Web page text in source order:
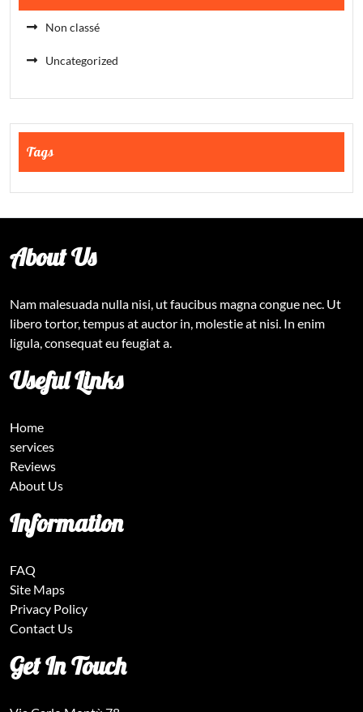
Non classé
Uncategorized
Tags
About Us
Nam malesuada nulla nisi, ut faucibus magna congue nec. Ut
libero tortor, tempus at auctor in, molestie at nisi. In enim
ligula, consequat eu feugiat a.
Useful Links
Home
services
Reviews
About Us
Information
FAQ
Site Maps
Privacy Policy
Contact Us
Get In Touch